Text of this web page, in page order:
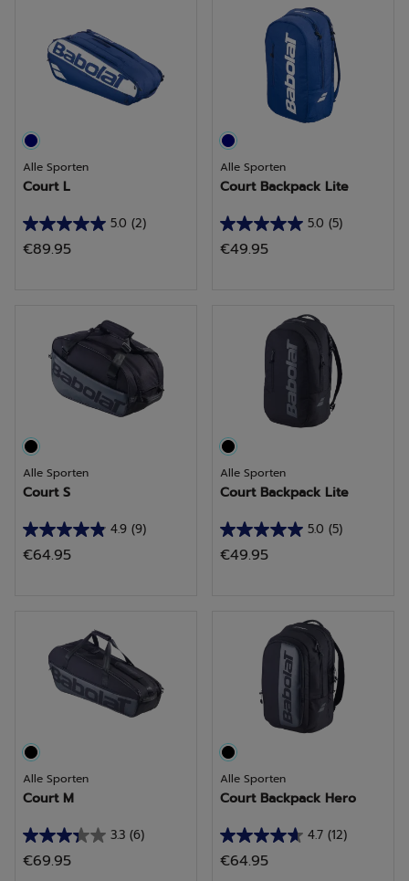
beoordelingen
sterren.
beoordelingen
Alle Sporten
Court L
5.0 (2)
5.0
van
beoordelingen
€89.95
Alle Sporten
Court Backpack Lite
5.0 (5)
5.0
van
sterren.
beoordelingen
€49.95
Alle Sporten
Court S
4.9 (9)
4.9
van
beoordelingen
€64.95
Alle Sporten
Court Backpack Lite
5.0 (5)
5.0
van
sterren.
beoordelingen
€49.95
Alle Sporten
Court M
3.3 (6)
3.3
van
€69.95
Alle Sporten
Court Backpack Hero
4.7 (12)
4.7
van
€64.95